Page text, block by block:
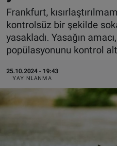
Frankfurt,
kontrolsüz bir şekilde
yasakladı. Yasağın
popülasyonunu kontrol
25.10.2024 - 19:43
YAYINLANMA
AVUSTURYA
SAĞLIK - YAŞAM
BİLİM-TEKNOLOJİ
DÜNYA
BİLİM-TEKNOLOJİ
SAĞLIK
FOTO GALERİ
ALGEMENE
Tüm Manşetler
Son Dakika Haberleri
Haber Arşivi